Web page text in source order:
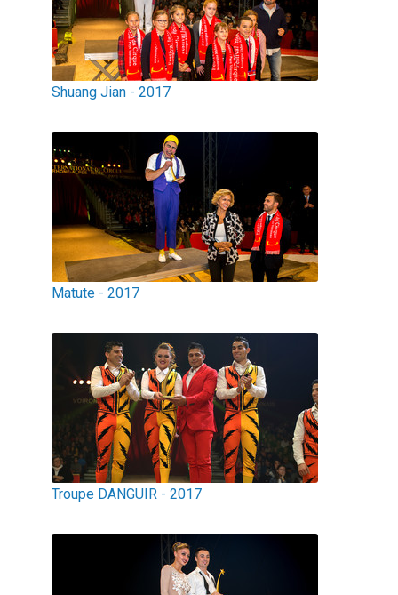
Shuang Jian - 2017
Matute - 2017
Troupe DANGUIR - 2017